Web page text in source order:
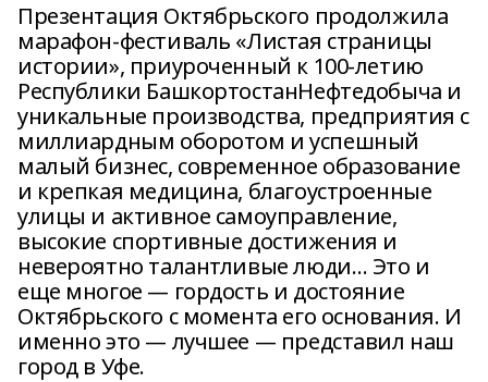
Презентация Октябрьского продолжила
марафон-фестиваль «Листая страницы
истории», приуроченный к 100-летию
Республики БашкортостанНефтедобыча и
уникальные производства, предприятия с
миллиардным оборотом и успешный
малый бизнес, современное образование
и крепкая медицина, благоустроенные
улицы и активное самоуправление,
высокие спортивные достижения и
невероятно талантливые люди… Это и
еще многое — гордость и достояние
Октябрьского с момента его основания. И
именно это — лучшее — представил наш
город в Уфе.